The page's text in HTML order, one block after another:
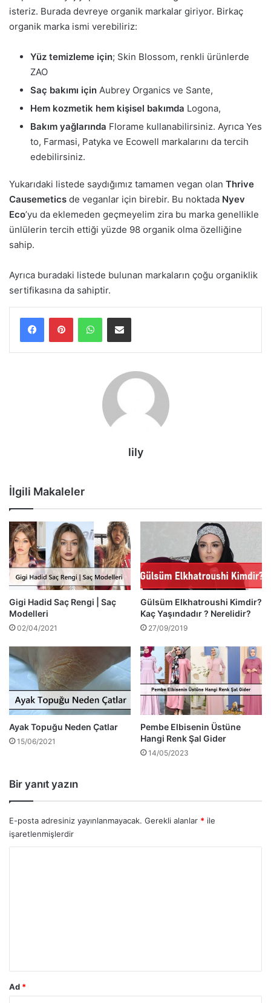
isteriz. Burada devreye organik markalar giriyor. Birkaç
organik marka ismi verebiliriz:
Yüz temizleme için; Skin Blossom, renkli ürünlerde
ZAO
Saç bakımı için Aubrey Organics ve Sante,
Hem kozmetik hem kişisel bakımda Logona,
Bakım yağlarında Florame kullanabilirsiniz. Ayrıca Yes
to, Farmasi, Patyka ve Ecowell markalarını da tercih
edebilirsiniz.
Yukarıdaki listede saydığımız tamamen vegan olan Thrive
Causemetics de veganlar için birebir. Bu noktada Nyev
Eco’yu da eklemeden geçmeyelim zira bu marka genellikle
ünlülerin tercih ettiği yüzde 98 organik olma özelliğine
sahip.
Ayrıca buradaki listede bulunan markaların çoğu organiklik
sertifikasına da sahiptir.
WhatsAppE-Posta ile paylaş
lily
İlgili Makaleler
Gigi Hadid Saç Rengi | Saç
Modelleri
02/04/2021
Gülsüm Elkhatroushi Kimdir?
Kaç Yaşındadır ? Nerelidir?
27/09/2019
Ayak Topuğu Neden Çatlar
15/06/2021
Pembe Elbisenin Üstüne
Hangi Renk Şal Gider
14/05/2023
Bir yanıt yazın
E-posta adresiniz yayınlanmayacak. Gerekli alanlar * ile
işaretlenmişlerdir
Ad *